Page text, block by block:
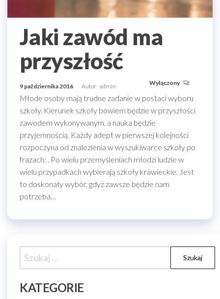
Jaki zawód ma
przyszłość
9 października 2016 Autor admin Wyłączony
Młode osoby mają trudne zadanie w postaci wyboru
szkoły. Kierunek szkoły bowiem będzie w przyszłości
zawodem wykonywanym, a nauka będzie
przyjemnością. Każdy adept w pierwszej kolejności
rozpoczyna od znalezienia w wyszukiwarce szkoły po
frazach: . Po wielu przemyśleniach młodzi ludzie w
wielu przypadkach wybierają szkoły krawieckie. Jest
to doskonały wybór, gdyż zawsze będzie nam
potrzeba…
Szukaj:
KATEGORIE